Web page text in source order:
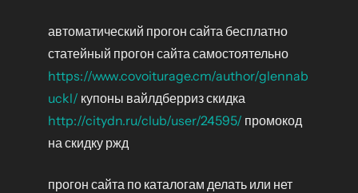
автоматический прогон сайта бесплатно
статейный прогон сайта самостоятельно
https://www.covoiturage.cm/author/glennab
uckl/ купоны вайлдберриз скидка
http://citydn.ru/club/user/24595/ промокод
на скидку ржд
прогон сайта по каталогам делать или нет